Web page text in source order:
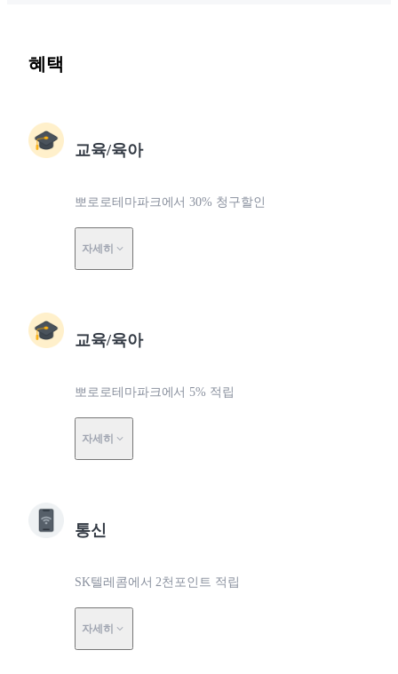
혜택
교육/육아
뽀로로테마파크에서 30% 청구할인
자세히
교육/육아
뽀로로테마파크에서 5% 적립
자세히
통신
SK텔레콤에서 2천포인트 적립
자세히